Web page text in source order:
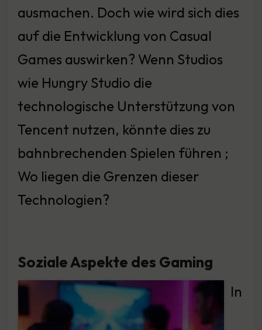
ausmachen. Doch wie wird sich dies
auf die Entwicklung von Casual
Games auswirken? Wenn Studios
wie Hungry Studio die
technologische Unterstützung von
Tencent nutzen, könnte dies zu
bahnbrechenden Spielen führen ;
Wo liegen die Grenzen dieser
Technologien?
Soziale Aspekte des Gaming
In